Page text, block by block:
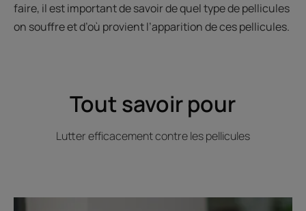
faire, il est important de savoir de quel type de pellicules
on souffre et d’où provient l’apparition de ces pellicules.
Tout savoir pour
Lutter efficacement contre les pellicules